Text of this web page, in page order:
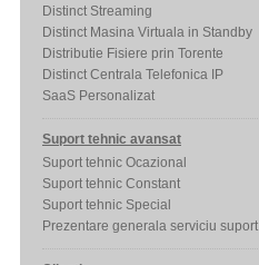
Distinct Streaming
Distinct Masina Virtuala in Standby
Distributie Fisiere prin Torente
Distinct Centrala Telefonica IP
SaaS Personalizat
Suport tehnic avansat
Suport tehnic Ocazional
Suport tehnic Constant
Suport tehnic Special
Prezentare generala serviciu suport